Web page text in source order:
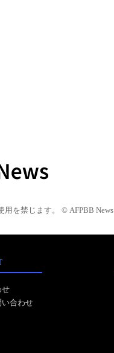
用を禁じます。 © AFPBB News
せ
い合わせ